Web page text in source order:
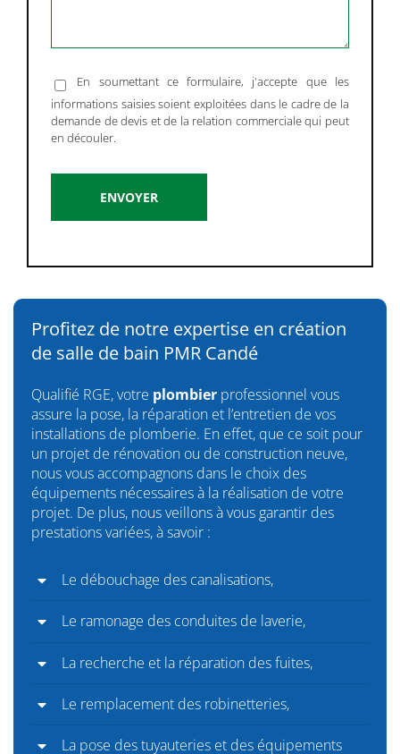
En soumettant ce formulaire, j'accepte que les
informations saisies soient exploitées dans le cadre de la
demande de devis et de la relation commerciale qui peut
en découler.
Profitez de notre expertise en création
de salle de bain PMR Candé
Qualifié RGE, votre plombier professionnel vous
assure la pose, la réparation et l’entretien de vos
installations de plomberie. En effet, que ce soit pour
un projet de rénovation ou de construction neuve,
nous vous accompagnons dans le choix des
équipements nécessaires à la réalisation de votre
projet. De plus, nous veillons à vous garantir des
prestations variées, à savoir :
Le débouchage des canalisations,
Le ramonage des conduites de laverie,
La recherche et la réparation des fuites,
Le remplacement des robinetteries,
La pose des tuyauteries et des équipements